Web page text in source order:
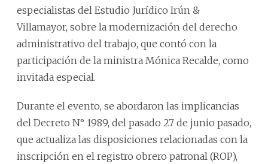
especialistas del Estudio Jurídico Irún &
Villamayor, sobre la modernización del derecho
administrativo del trabajo, que contó con la
participación de la ministra Mónica Recalde, como
invitada especial.
Durante el evento, se abordaron las implicancias
del Decreto N° 1989, del pasado 27 de junio pasado,
que actualiza las disposiciones relacionadas con la
inscripción en el registro obrero patronal (ROP),